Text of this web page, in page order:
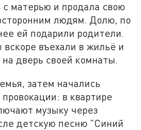
с матерью и продала свою
людям. Долю, по
ей подарили родители.
въехали в жильё и
дверь своей комнаты.
затем начались
в квартире
музыку через
детскую песню "Синий